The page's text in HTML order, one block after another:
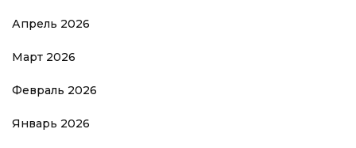
Апрель 2026
Март 2026
Февраль 2026
Январь 2026